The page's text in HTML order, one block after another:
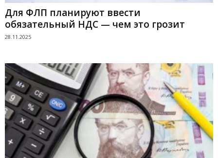
Для ФЛП планируют ввести
обязательный НДС — чем это грозит
28.11.2025